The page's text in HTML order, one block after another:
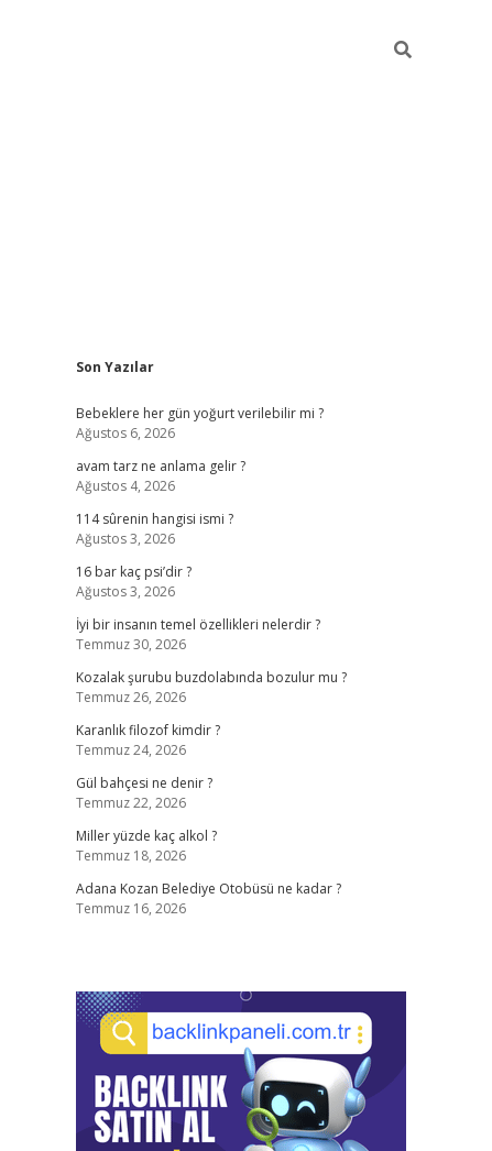
Sidebar
Son Yazılar
Bebeklere her gün yoğurt verilebilir mi ?
Ağustos 6, 2026
avam tarz ne anlama gelir ?
Ağustos 4, 2026
114 sûrenin hangisi ismi ?
Ağustos 3, 2026
16 bar kaç psi’dir ?
Ağustos 3, 2026
İyi bir insanın temel özellikleri nelerdir ?
Temmuz 30, 2026
Kozalak şurubu buzdolabında bozulur mu ?
Temmuz 26, 2026
Karanlık filozof kimdir ?
Temmuz 24, 2026
Gül bahçesi ne denir ?
Temmuz 22, 2026
Miller yüzde kaç alkol ?
Temmuz 18, 2026
Adana Kozan Belediye Otobüsü ne kadar ?
Temmuz 16, 2026